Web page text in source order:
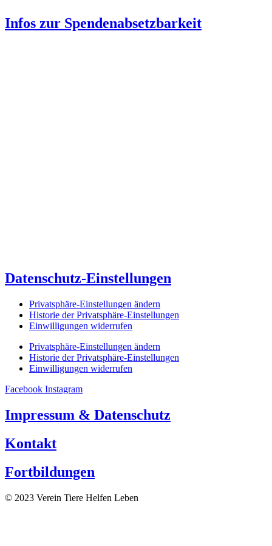
Infos zur Spenden­absetzbarkeit
Datenschutz-Einstellungen
Privatsphäre-Einstellungen ändern
Historie der Privatsphäre-Einstellungen
Einwilligungen widerrufen
Privatsphäre-Einstellungen ändern
Historie der Privatsphäre-Einstellungen
Einwilligungen widerrufen
Facebook Instagram
Impressum & Datenschutz
Kontakt
Fortbildungen
© 2023 Verein Tiere Helfen Leben